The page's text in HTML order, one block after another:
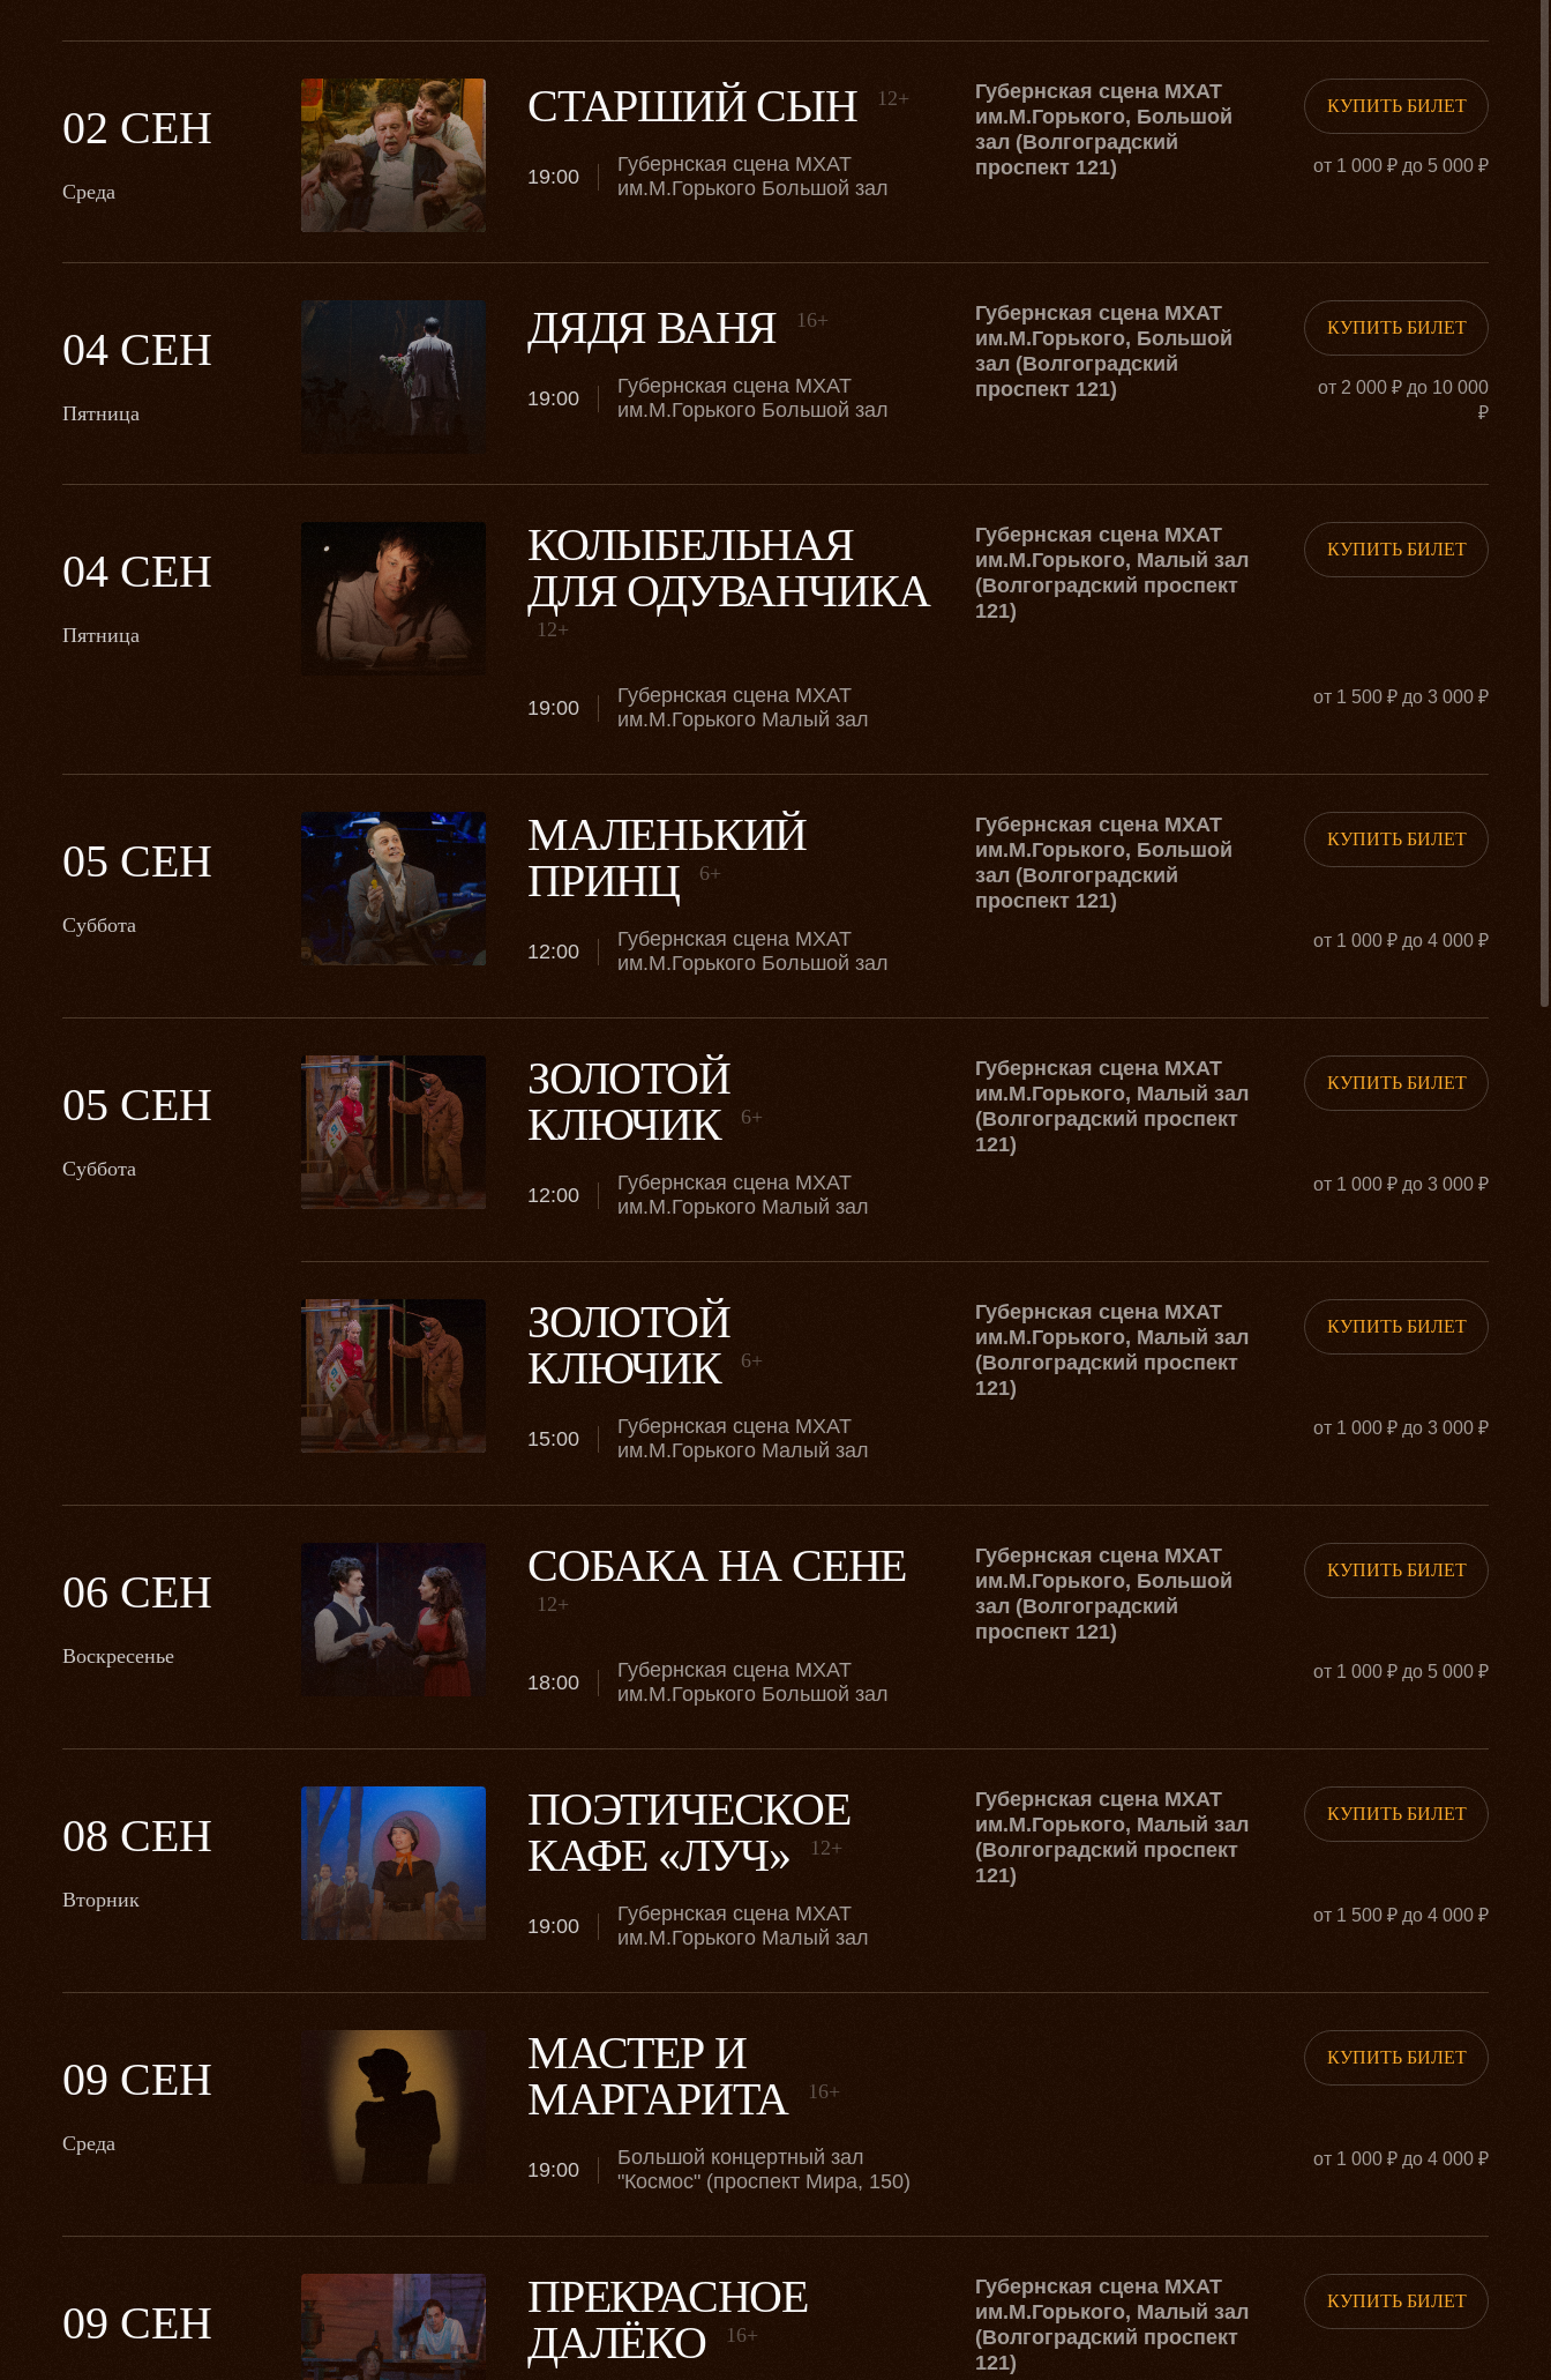
02 СЕН
Среда
СТАРШИЙ СЫН 12+
19:00
Губернская сцена МХАТ
им.М.Горького Большой зал
Губернская сцена МХАТ
им.М.Горького, Большой
зал (Волгоградский
проспект 121)
КУПИТЬ БИЛЕТ
от 1 000 ₽ до 5 000 ₽
04 СЕН
Пятница
ДЯДЯ ВАНЯ 16+
19:00
Губернская сцена МХАТ
им.М.Горького Большой зал
Губернская сцена МХАТ
им.М.Горького, Большой
зал (Волгоградский
проспект 121)
КУПИТЬ БИЛЕТ
от 2 000 ₽ до 10 000
₽
04 СЕН
Пятница
КОЛЫБЕЛЬНАЯ
ДЛЯ ОДУВАНЧИКА
12+
19:00
Губернская сцена МХАТ
им.М.Горького Малый зал
Губернская сцена МХАТ
им.М.Горького, Малый зал
(Волгоградский проспект
121)
КУПИТЬ БИЛЕТ
от 1 500 ₽ до 3 000 ₽
05 СЕН
Суббота
МАЛЕНЬКИЙ
ПРИНЦ
6+
12:00
Губернская сцена МХАТ
им.М.Горького Большой зал
Губернская сцена МХАТ
им.М.Горького, Большой
зал (Волгоградский
проспект 121)
КУПИТЬ БИЛЕТ
от 1 000 ₽ до 4 000 ₽
05 СЕН
Суббота
ЗОЛОТОЙ
КЛЮЧИК
6+
12:00
Губернская сцена МХАТ
им.М.Горького Малый зал
Губернская сцена МХАТ
им.М.Горького, Малый зал
(Волгоградский проспект
121)
КУПИТЬ БИЛЕТ
от 1 000 ₽ до 3 000 ₽
ЗОЛОТОЙ
КЛЮЧИК
6+
15:00
Губернская сцена МХАТ
им.М.Горького Малый зал
Губернская сцена МХАТ
им.М.Горького, Малый зал
(Волгоградский проспект
121)
КУПИТЬ БИЛЕТ
от 1 000 ₽ до 3 000 ₽
06 СЕН
Воскресенье
СОБАКА НА СЕНЕ
12+
18:00
Губернская сцена МХАТ
им.М.Горького Большой зал
Губернская сцена МХАТ
им.М.Горького, Большой
зал (Волгоградский
проспект 121)
КУПИТЬ БИЛЕТ
от 1 000 ₽ до 5 000 ₽
08 СЕН
Вторник
ПОЭТИЧЕСКОЕ
КАФЕ «ЛУЧ»
12+
19:00
Губернская сцена МХАТ
им.М.Горького Малый зал
Губернская сцена МХАТ
им.М.Горького, Малый зал
(Волгоградский проспект
121)
КУПИТЬ БИЛЕТ
от 1 500 ₽ до 4 000 ₽
09 СЕН
Среда
МАСТЕР И
МАРГАРИТА
16+
19:00
Большой концертный зал
"Космос" (проспект Мира, 150)
КУПИТЬ БИЛЕТ
от 1 000 ₽ до 4 000 ₽
09 СЕН
ПРЕКРАСНОЕ
ДАЛЁКО
16+
Губернская сцена МХАТ
им.М.Горького, Малый зал
(Волгоградский проспект
121)
КУПИТЬ БИЛЕТ